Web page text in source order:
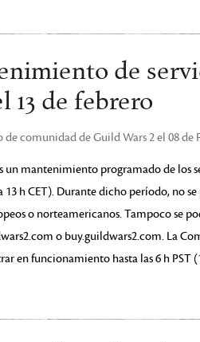
de
13 de febrero
de comunidad de Guild Wars 2 el 08 de
un mantenimiento programado de los
13 h CET). Durante dicho período, no
o norteamericanos. Tampoco se
o buy.guildwars2.com. La
en funcionamiento hasta las 6 h PST